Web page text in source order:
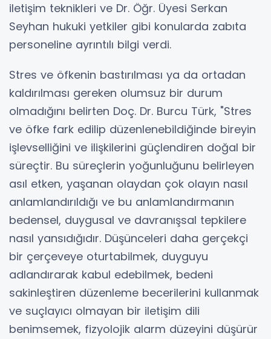
iletişim teknikleri ve Dr. Öğr. Üyesi Serkan
Seyhan hukuki yetkiler gibi konularda zabıta
personeline ayrıntılı bilgi verdi.
Stres ve öfkenin bastırılması ya da ortadan
kaldırılması gereken olumsuz bir durum
olmadığını belirten Doç. Dr. Burcu Türk, "Stres
ve öfke fark edilip düzenlenebildiğinde bireyin
işlevselliğini ve ilişkilerini güçlendiren doğal bir
süreçtir. Bu süreçlerin yoğunluğunu belirleyen
asıl etken, yaşanan olaydan çok olayın nasıl
anlamlandırıldığı ve bu anlamlandırmanın
bedensel, duygusal ve davranışsal tepkilere
nasıl yansıdığıdır. Düşünceleri daha gerçekçi
bir çerçeveye oturtabilmek, duyguyu
adlandırarak kabul edebilmek, bedeni
sakinleştiren düzenleme becerilerini kullanmak
ve suçlayıcı olmayan bir iletişim dili
benimsemek, fizyolojik alarm düzeyini düşürür